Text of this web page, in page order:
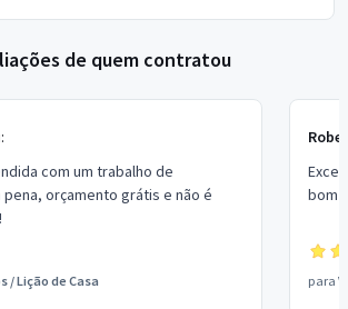
de quem contratou
com um trabalho de
pena, orçamento grátis e não é
/Lição de Casa
bom
para